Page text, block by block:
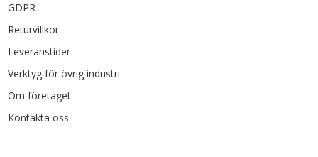
GDPR
Returvillkor
Leveranstider
Verktyg för övrig industri
Om företaget
Kontakta oss